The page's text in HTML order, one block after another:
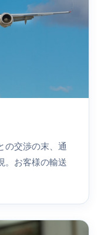
の交渉の末、通
。お客様の輸送